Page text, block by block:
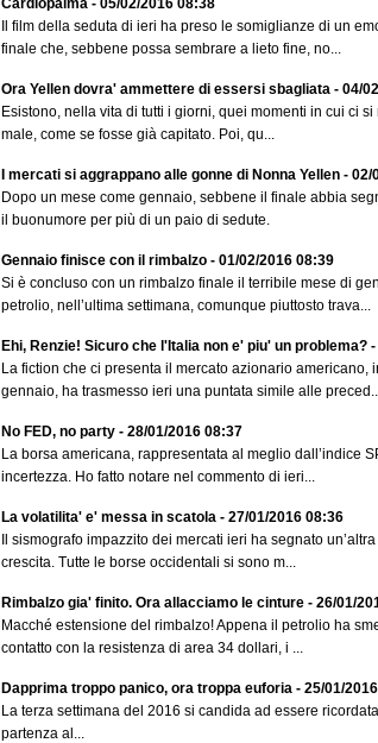
Cardiopalma - 05/02/2016 08:38
Il film della seduta di ieri ha preso le somiglianze di un
finale che, sebbene possa sembrare a lieto fine, no...
Ora Yellen dovra' ammettere di essersi sbagliata - 04/
Esistono, nella vita di tutti i giorni, quei momenti in cui ci
male, come se fosse già capitato. Poi, qu...
I mercati si aggrappano alle gonne di Nonna Yellen -
Dopo un mese come gennaio, sebbene il finale abbia
il buonumore per più di un paio di sedute.
Gennaio finisce con il rimbalzo - 01/02/2016 08:39
Si è concluso con un rimbalzo finale il terribile mese di
petrolio, nell’ultima settimana, comunque piuttosto trava...
Ehi, Renzie! Sicuro che l'Italia non e' piu' un problema?
La fiction che ci presenta il mercato azionario
gennaio, ha trasmesso ieri una puntata simile alle
No FED, no party - 28/01/2016 08:37
La borsa americana, rappresentata al meglio dall’indice
incertezza. Ho fatto notare nel commento di ieri...
La volatilita' e' messa in scatola - 27/01/2016 08:36
Il sismografo impazzito dei mercati ieri ha segnato
crescita. Tutte le borse occidentali si sono m...
Rimbalzo gia' finito. Ora allacciamo le cinture - 26/01/
Macché estensione del rimbalzo! Appena il petrolio ha
contatto con la resistenza di area 34 dollari, i ...
Dapprima troppo panico, ora troppa euforia - 25/01/
La terza settimana del 2016 si candida ad essere
partenza al...